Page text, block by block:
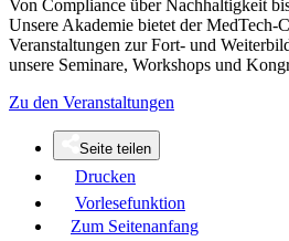
Von Compliance über Nachhaltigkeit
Unsere Akademie bietet der MedTech-
Veranstaltungen zur Fort- und
unsere Seminare, Workshops und
Zu den Veranstaltungen
Seite teilen
Drucken
Vorlesefunktion
Zum Seitenanfang